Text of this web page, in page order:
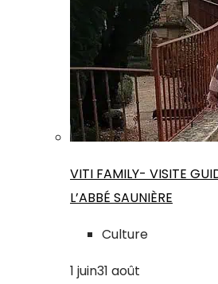
VITI FAMILY- VISITE
L’ABBÉ SAUNIÈRE
Culture
1 juin31 août